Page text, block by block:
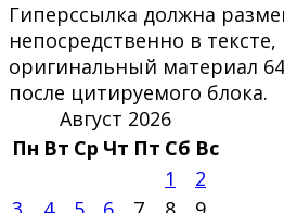
Гиперссылка должна
непосредственно в
оригинальный материал
после цитируемого блока.
Август 2026
Пн Вт Ср Чт Пт Сб Вс
1
2